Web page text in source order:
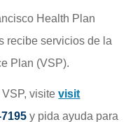
Health Plan
recibe servicios de la
Plan (VSP).
VSP, visitevisit
y pida ayuda para